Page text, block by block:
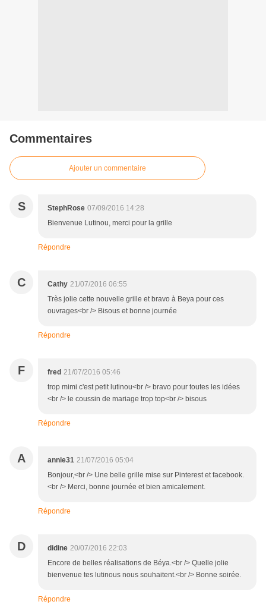
Commentaires
Ajouter un commentaire
S StephRose 07/09/2016 14:28
Bienvenue Lutinou, merci pour la grille
Répondre
C Cathy 21/07/2016 06:55
Très jolie cette nouvelle grille et bravo à Beya pour ces
ouvrages<br /> Bisous et bonne journée
Répondre
F fred 21/07/2016 05:46
trop mimi c'est petit lutinou<br /> bravo pour toutes les idées
<br /> le coussin de mariage trop top<br /> bisous
Répondre
A annie31 21/07/2016 05:04
Bonjour,<br /> Une belle grille mise sur Pinterest et facebook.
<br /> Merci, bonne journée et bien amicalement.
Répondre
D didine 20/07/2016 22:03
Encore de belles réalisations de Béya.<br /> Quelle jolie
bienvenue tes lutinous nous souhaitent.<br /> Bonne soirée.
Répondre